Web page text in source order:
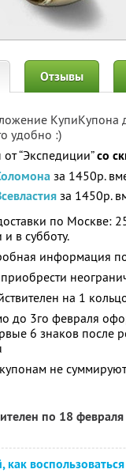
Отзывы
КупиКупона
удобно :)
“Экспедиции”со
за 1450р.
за 1450р.
по Москве:
в субботу.
информация
на 1
до 3го февраля
6 знаков после
не
по 18
как